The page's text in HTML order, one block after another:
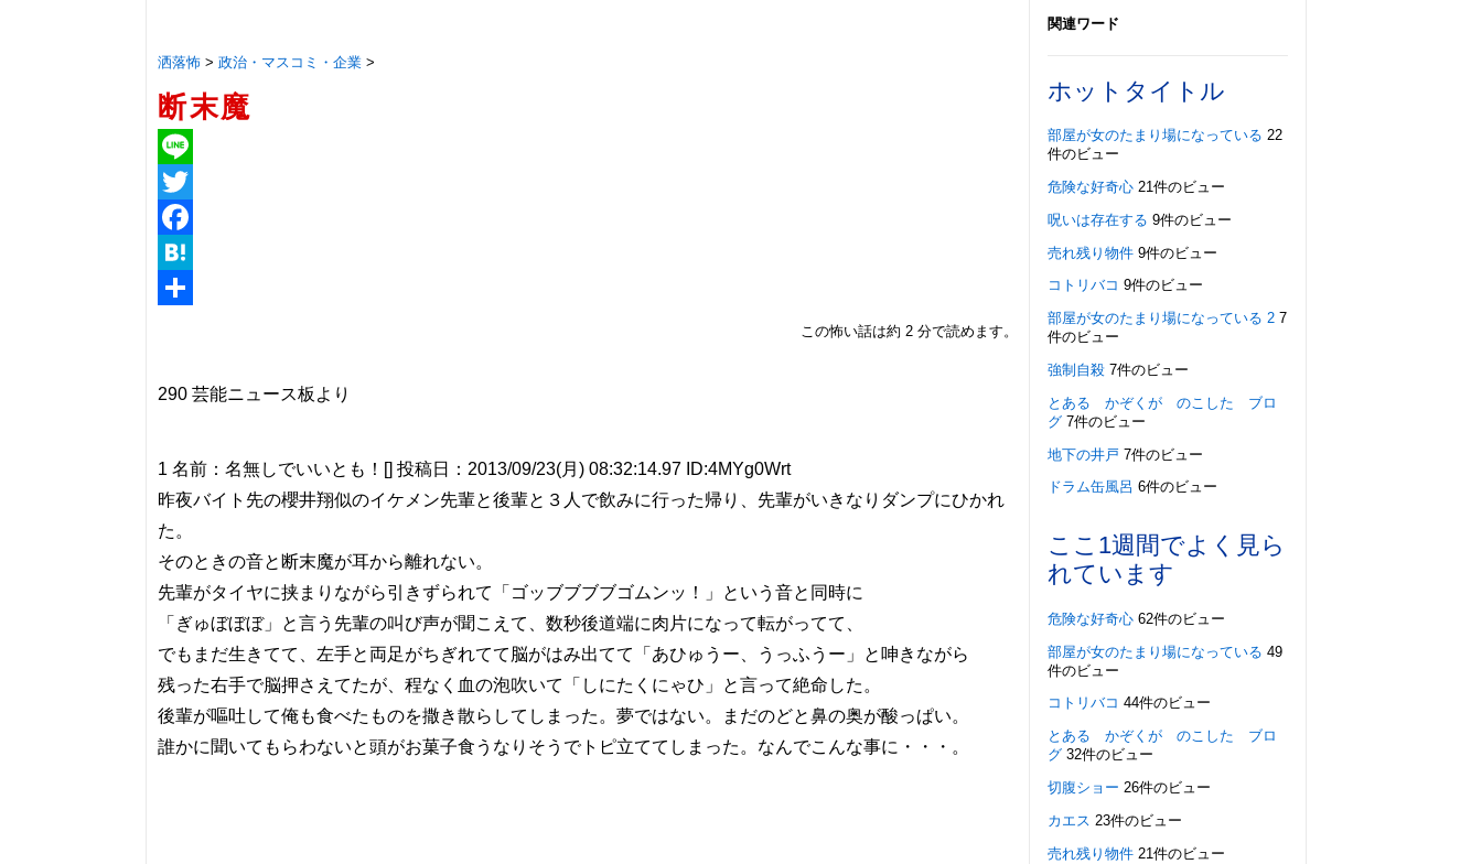
洒落怖 > 政治・マスコミ・企業 >
断末魔
Line
Twitter
Facebook
Hatena
この怖い話は約 2 分で読めます。
290 芸能ニュース板より
1 名前：名無しでいいとも！[] 投稿日：2013/09/23(月) 08:32:14.97 ID:4MYg0Wrt
昨夜バイト先の櫻井翔似のイケメン先輩と後輩と３人で飲みに行った帰り、先輩がいきなりダンプにひかれ
た。
そのときの音と断末魔が耳から離れない。
先輩がタイヤに挟まりながら引きずられて「ゴッブブブブゴムンッ！」という音と同時に
「ぎゅぼぼぼ」と言う先輩の叫び声が聞こえて、数秒後道端に肉片になって転がってて、
でもまだ生きてて、左手と両足がちぎれてて脳がはみ出てて「あひゅうー、うっふうー」と呻きながら
残った右手で脳押さえてたが、程なく血の泡吹いて「しにたくにゃひ」と言って絶命した。
後輩が嘔吐して俺も食べたものを撒き散らしてしまった。夢ではない。まだのどと鼻の奥が酸っぱい。
誰かに聞いてもらわないと頭がお菓子食うなりそうでトピ立ててしまった。なんでこんな事に・・・。
関連ワード
ホットタイトル
部屋が女のたまり場になっている 22
件のビュー
危険な好奇心 21件のビュー
呪いは存在する 9件のビュー
売れ残り物件 9件のビュー
コトリバコ 9件のビュー
部屋が女のたまり場になっている 2 7
件のビュー
強制自殺 7件のビュー
とある かぞくが のこした ブロ
グ 7件のビュー
地下の井戸 7件のビュー
ドラム缶風呂 6件のビュー
ここ1週間でよく見ら
れています
危険な好奇心 62件のビュー
部屋が女のたまり場になっている 49
件のビュー
コトリバコ 44件のビュー
とある かぞくが のこした ブロ
グ 32件のビュー
切腹ショー 26件のビュー
カエス 23件のビュー
売れ残り物件 21件のビュー